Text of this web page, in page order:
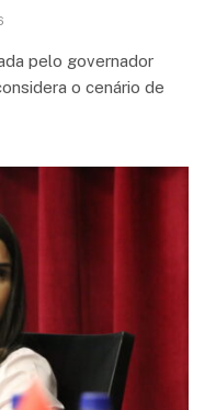
pelo governador
o cenário de